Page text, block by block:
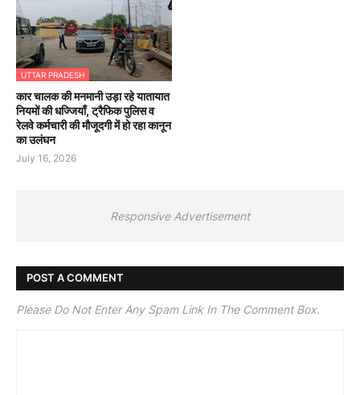
UTTAR PRADESH
कार चालक की मनमानी उड़ा रहे यातायात
नियमों की धज्जियाँ, ट्रैफिक पुलिस व
रेलवे कर्मचारी की मौजूदगी में हो रहा कानून
का उलंघन
July 16, 2026
Responsive Advertisement
POST A COMMENT
Please Do Not Enter Any Spam Link In The Comment Box.